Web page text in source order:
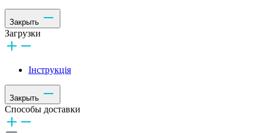
Закрыть
Загрузки
Інструкція
Закрыть
Способы доставки